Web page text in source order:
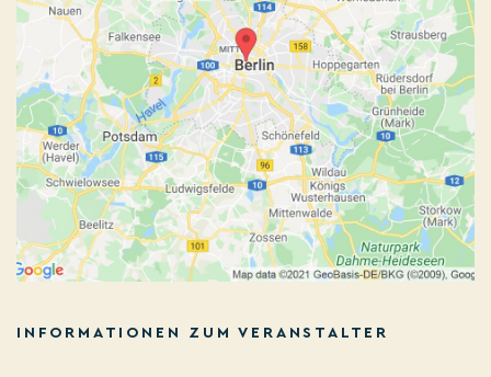
INFORMATIONEN ZUM VERANSTALTER